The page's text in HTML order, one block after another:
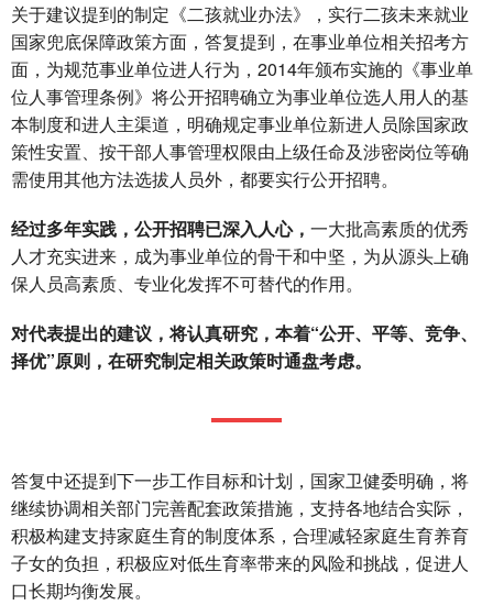
关于建议提到的制定《二孩就业办法》，实行二孩未来就业
国家兜底保障政策方面，答复提到，在事业单位相关招考方
面，为规范事业单位进人行为，2014年颁布实施的《事业单
位人事管理条例》将公开招聘确立为事业单位选人用人的基
本制度和进人主渠道，明确规定事业单位新进人员除国家政
策性安置、按干部人事管理权限由上级任命及涉密岗位等确
需使用其他方法选拔人员外，都要实行公开招聘。
经过多年实践，公开招聘已深入人心， 一大批高素质的优秀
人才充实进来，成为事业单位的骨干和中坚，为从源头上确
保人员高素质、专业化发挥不可替代的作用。
对代表提出的建议，将认真研究，本着“公开、平等、竞争、
择优”原则，在研究制定相关政策时通盘考虑。
答复中还提到下一步工作目标和计划，国家卫健委明确，将
继续协调相关部门完善配套政策措施，支持各地结合实际，
积极构建支持家庭生育的制度体系，合理减轻家庭生育养育
子女的负担，积极应对低生育率带来的风险和挑战，促进人
口长期均衡发展。